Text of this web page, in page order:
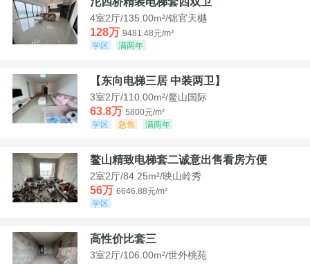
4室2厅/135.00m²/锦官天樾
128万 9481.48元/m²
学区
满两年
【东向电梯三居 中装两卫】
3室2厅/110.00m²/鳌山国际
63.8万 5800元/m²
学区
急售 满两年
鳌山精致电梯套二诚意出售看房方便
2室2厅/84.25m²/映山岭秀
56万 6646.88元/m²
学区
高性价比套三
3室2厅/106.00m²/世外桃苑